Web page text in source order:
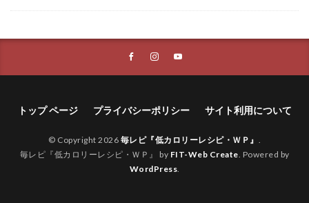
トップ ページ プライバシーポリシー サイト利用について
© Copyright 2026 毎レピ『低カロリーレシピ・ＷＰ』 .
毎レピ『低カロリーレシピ・ＷＰ』 by FIT-Web Create. Powered by
WordPress.